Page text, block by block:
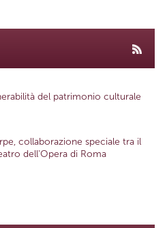
del patrimonio culturale
collaborazione speciale tra il
dell'Opera di Roma